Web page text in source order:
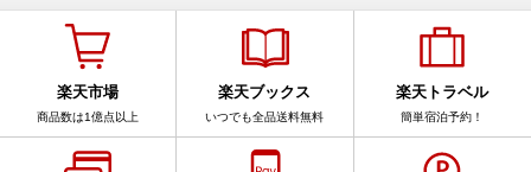
楽天市場
商品数は1億点以上
楽天ブックス
いつでも全品送料無料
楽天トラベル
簡単宿泊予約！